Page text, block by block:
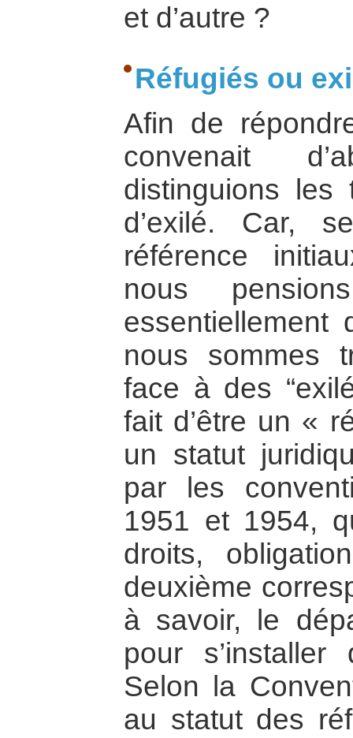
et d’autre ?
Réfugiés ou
Afin de
convenait
distinguions
d’exilé. Car,
référence
nous
essentiellement
nous sommes
face à des
fait d’être un «
un statut
par les
1951 et 1954,
droits,
deuxième
à savoir, le
pour
Selon la
au statut des